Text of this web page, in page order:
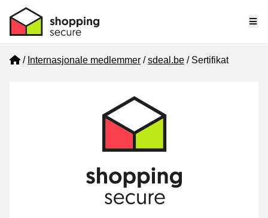
Home
Internasjonale medlemmer sdeal.be Sertifikat